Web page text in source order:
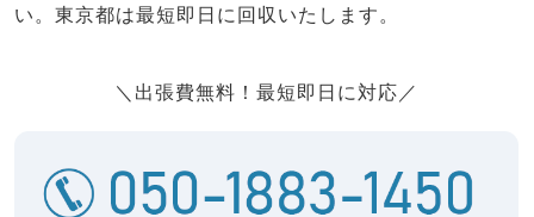
い。東京都は最短即日に回収いたします。
＼出張費無料！最短即日に対応／